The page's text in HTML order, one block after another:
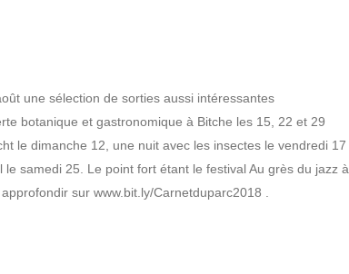
une sélection de sorties aussi intéressantes
botanique et gastronomique à Bitche les 15, 22 et 29
le dimanche 12, une nuit avec les insectes le vendredi 17
samedi 25. Le point fort étant le festival Au grès du jazz à
sur www.bit.ly/Carnetduparc2018 .